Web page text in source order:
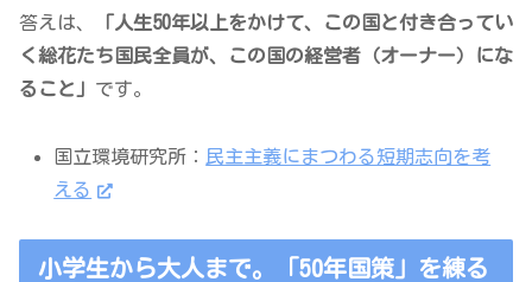
答えは、
「人生50年以上をかけて、この国と付き合ってい
く総花たち国民全員が、この国の経営者（オーナー）にな
ること」 です。
国立環境研究所： 民主主義にまつわる短期志向を考
える
小学生から大人まで。「50年国策」を練る